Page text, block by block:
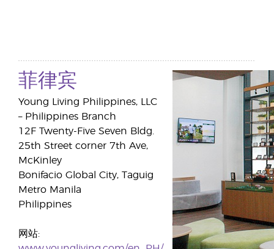
菲律宾
Young Living Philippines, LLC
– Philippines Branch
12F Twenty-Five Seven Bldg.
25th Street corner 7th Ave,
McKinley
Bonifacio Global City, Taguig
Metro Manila
Philippines
网站: